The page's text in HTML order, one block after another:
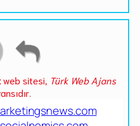
web sitesi, Türk Web Ajans